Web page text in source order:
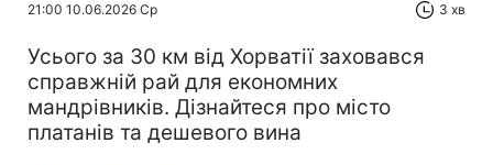
21:00 10.06.2026 Ср 3 хв
Усього за 30 км від Хорватії заховався
справжній рай для економних
мандрівників. Дізнайтеся про місто
платанів та дешевого вина